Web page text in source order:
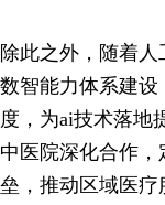
除此之外，随着
数智能力体系建
度，为ai技术落地
中医院深化合作
垒，推动区域医